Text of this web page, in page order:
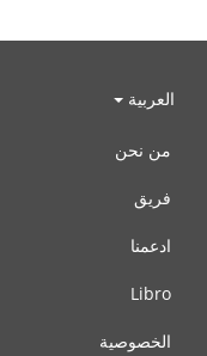
العربية
من نحن
فريق
ادعمنا
Libro
الخصوصية